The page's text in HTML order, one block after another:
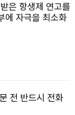
은 항생제 연고를
에 자극을 최소화
전 반드시 전화